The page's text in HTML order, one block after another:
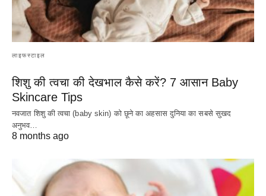
लाइफस्टाइल
शिशु की त्वचा की देखभाल कैसे करें? 7 आसान Baby
Skincare Tips
नवजात शिशु की त्वचा (baby skin) को छूने का अहसास दुनिया का सबसे सुखद
अनुभव…
8 months ago